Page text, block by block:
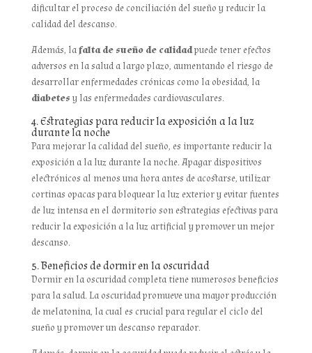
dificultar el proceso de conciliación del sueño y reducir la
calidad del descanso.
Además, lafalta de sueño de calidadpuede tener efectos
adversos en la salud a largo plazo, aumentando el riesgo de
desarrollar enfermedades crónicas como la obesidad, la
diabetes y las enfermedades cardiovasculares.
4. Estrategias para reducir la exposición a la luz
durante la noche
Para mejorar la calidad del sueño, es importante reducir la
exposición a la luz durante la noche. Apagar dispositivos
electrónicos al menos una hora antes de acostarse, utilizar
cortinas opacas para bloquear la luz exterior y evitar fuentes
de luz intensa en el dormitorio son estrategias efectivas para
reducir la exposición a la luz artificial y promover un mejor
descanso.
5. Beneficios de dormir en la oscuridad
Dormir en la oscuridad completa tiene numerosos beneficios
para la salud. La oscuridad promueve una mayor producción
de melatonina, la cual es crucial para regular el ciclo del
sueño y promover un descanso reparador.